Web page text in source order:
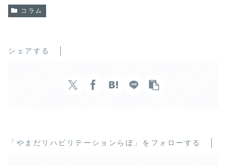
コラム
シェアする
「やまだリハビリテーションらぼ」をフォローする